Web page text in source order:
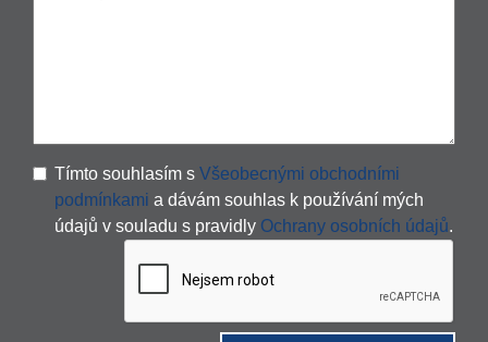
Tímto souhlasím s Všeobecnými obchodními
podmínkami a dávám souhlas k používání mých
údajů v souladu s pravidly Ochrany osobních údajů.